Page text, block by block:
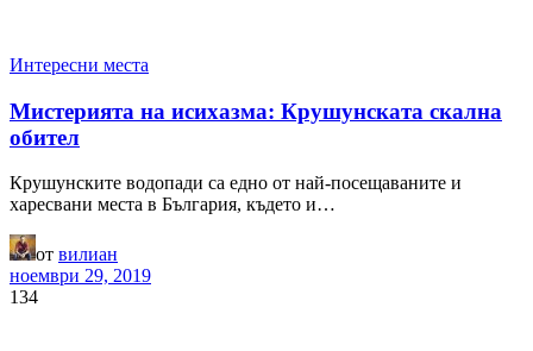
Интересни места
Мистерията на исихазма: Крушунската скална
обител
Крушунските водопади са едно от най-посещаваните и
харесвани места в България, където и…
от вилиан
ноември 29, 2019
134